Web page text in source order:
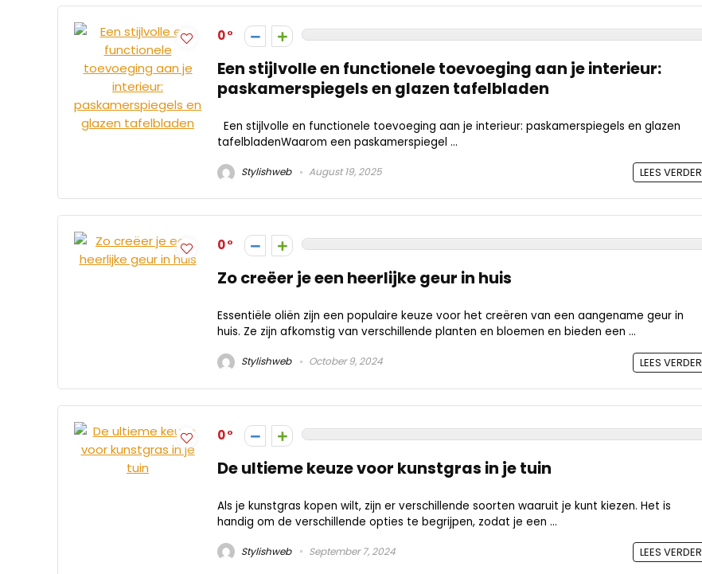
0
Een stijlvolle en functionele toevoeging aan je interieur:
paskamerspiegels en glazen tafelbladen
Een stijlvolle en functionele toevoeging aan je interieur: paskamerspiegels en glazen
tafelbladenWaarom een paskamerspiegel ...
Stylishweb August 19, 2025 LEES VERDER
0
Zo creëer je een heerlijke geur in huis
Essentiële oliën zijn een populaire keuze voor het creëren van een aangename geur in
huis. Ze zijn afkomstig van verschillende planten en bloemen en bieden een ...
Stylishweb October 9, 2024 LEES VERDER
0
De ultieme keuze voor kunstgras in je tuin
Als je kunstgras kopen wilt, zijn er verschillende soorten waaruit je kunt kiezen. Het is
handig om de verschillende opties te begrijpen, zodat je een ...
Stylishweb September 7, 2024 LEES VERDER